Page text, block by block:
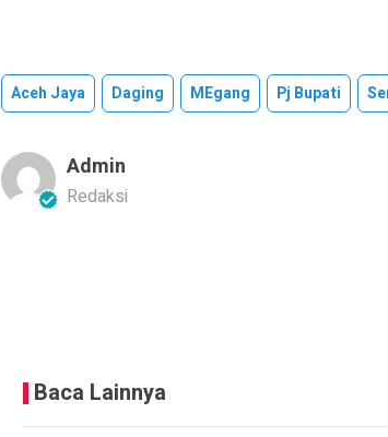
Aceh Jaya Daging MEgang Pj Bupati
Admin
Redaksi
Baca Lainnya